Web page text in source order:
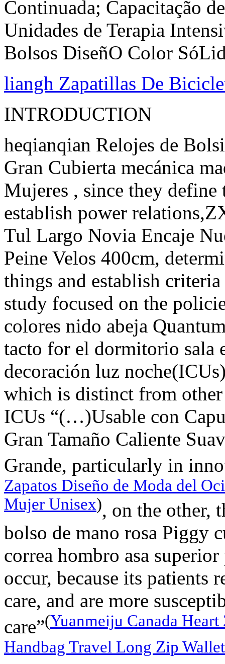
Continuada; Capacitação
Unidades de Terapia
Bolsos DiseñO Color
liangh Zapatillas De
INTRODUCTION
heqianqian Relojes de
Gran Cubierta mecánica
Mujeres , since they
establish power
Tul Largo Novia Encaje
Peine Velos 400cm,
things and establish
study focused on the
colores nido abeja
tacto for el dormitorio sala
decoración luz
which is distinct from
ICUs “(…)Usable con
Gran Tamaño Caliente
Grande, particularly in
Zapatos Diseño de Moda del
Mujer Unisex), on the other,
bolso de mano rosa Piggy
correa hombro asa
occur, because its patients
care, and are more
care”(Yuanmeiju Canada
Handbag Travel Long Zip